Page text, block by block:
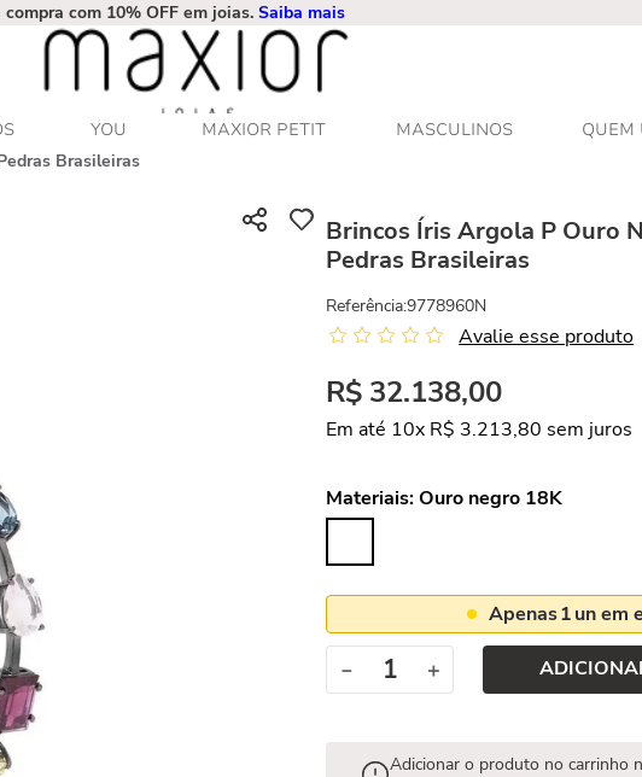
compra com 10% OFF em joias. Saiba mais
YOU MAXIOR PETIT MASCULINOS QUEM
Brasileiras
Brincos Íris Argola P Ouro
Pedras Brasileiras
Referência:9778960N
Avalie esse produto
R$ 32.138,00
Em até 10x R$ 3.213,80 sem juros
Materiais:Ouro negro 18K
Apenas1un em
＋
－
Adicionar o produto no carrinho